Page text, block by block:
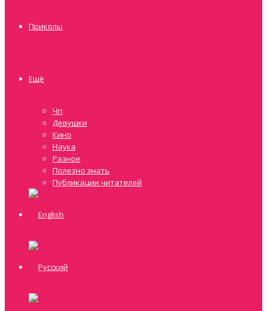
Приколы
Ещё
Чп
Девушки
Кино
Наука
Разное
Полезно знать
Публикации читателей